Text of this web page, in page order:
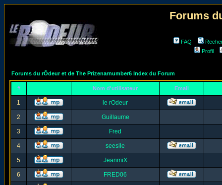
Forums
FAQ
Profil
Forums du rÔdeur et de The Prizenarnumber6 Index du Forum
# Nom d'utilisateur Email
1 le rOdeur
2 Guillaume
3 Fred
4 seesile
5 JeanmiX
6 FRED06